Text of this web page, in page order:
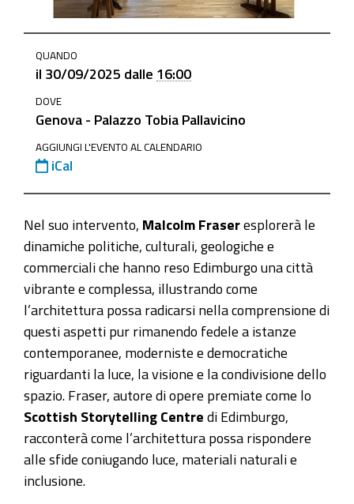
homepage/events/30-
settembre-
malcolm-
fraser-
racconti-
scozzesi-
di-
edimburgo-
la-
citta-
e-
la-
sua-
cultura
settembre
MALCOLM
FRASER:
racconti
QUANDO
il 30/09/2025 dalle 16:00
DOVE
Genova - Palazzo Tobia Pallavicino
AGGIUNGI L'EVENTO AL CALENDARIO
iCal
Nel suo intervento, Malcolm Fraser esplorerà le
dinamiche politiche, culturali, geologiche e
commerciali che hanno reso Edimburgo una città
vibrante e complessa, illustrando come
l’architettura possa radicarsi nella comprensione di
questi aspetti pur rimanendo fedele a istanze
contemporanee, moderniste e democratiche
riguardanti la luce, la visione e la condivisione dello
spazio. Fraser, autore di opere premiate come lo
Scottish Storytelling Centre di Edimburgo,
racconterà come l’architettura possa rispondere
alle sfide coniugando luce, materiali naturali e
inclusione.